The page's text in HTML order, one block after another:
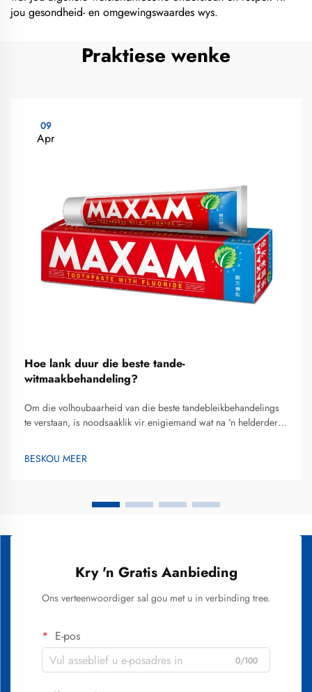
jou gesondheid- en omgewingswaardes wys.
Praktiese wenke
09
Apr
Hoe lank duur die beste tande-
witmaakbehandeling?
Om die volhoubaarheid van die beste tandebleikbehandelings
te verstaan, is noodsaaklik vir enigiemand wat na 'n helderder
maak. Die tydperk waaroor tandebleikresultate duur, wissel
aansienlik afhangende van...
BESKOU MEER
Kry 'n Gratis Aanbieding
Ons verteenwoordiger sal gou met u in verbinding tree.
E-pos
0/100